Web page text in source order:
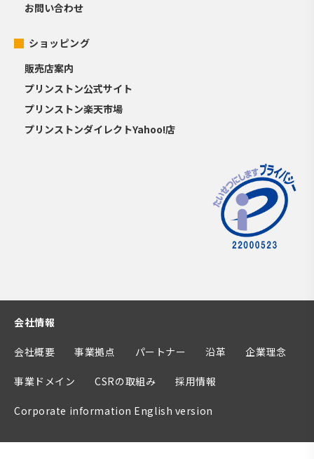
お問い合わせ
ショッピング
販売店案内
プリンストン公式サイト
プリンストン楽天市場
プリンストンダイレクトYahoo!店
会社情報
会社概要 事業拠点 パートナー 沿革 企業理念
事業ドメイン CSRの取組み 採用情報
Corporate information English version